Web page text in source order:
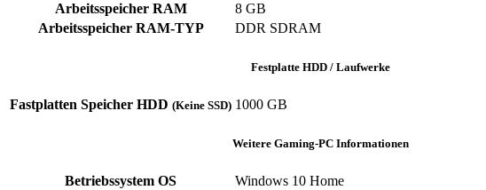
Arbeitsspeicher RAM
‎8 GB
Arbeitsspeicher RAM-TYP
‎DDR SDRAM
Festplatte HDD / Laufwerke
Fastplatten Speicher HDD (Keine SSD) 1000 GB
Weitere Gaming-PC Informationen
Betriebssystem OS
Windows 10 Home